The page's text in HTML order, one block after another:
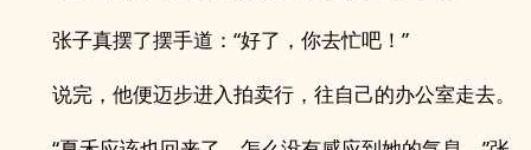
张子真摆了摆手道：“好了，你去忙吧！”
说完，他便迈步进入拍卖行，往自己的办公室走去。